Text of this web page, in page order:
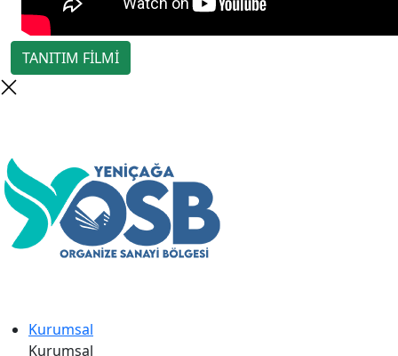
TANITIM FİLMİ
Kurumsal
Kurumsal